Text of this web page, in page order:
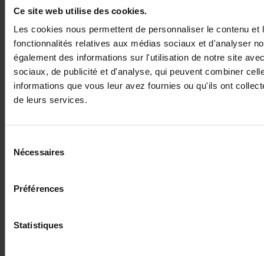
Ce site web utilise des cookies.
Les cookies nous permettent de personnaliser le contenu
fonctionnalités relatives aux médias sociaux et d'analyser
également des informations sur l'utilisation de notre site
sociaux, de publicité et d'analyse, qui peuvent combiner
informations que vous leur avez fournies ou qu'ils ont
de leurs services.
Nécessaires
Préférences
Statistiques
juridique. Il mettra tout en œuvre
pour obtenir des indemnités de
l'auteur des faits. Il essaiera
d'abord de trouver un accord à
l'amiable et pourra, si nécessaire,
porter l'affaire devant la justice.
convention adoptée par la
Belgique qui simplifie le
RDR n’est jamais appliqué pour les